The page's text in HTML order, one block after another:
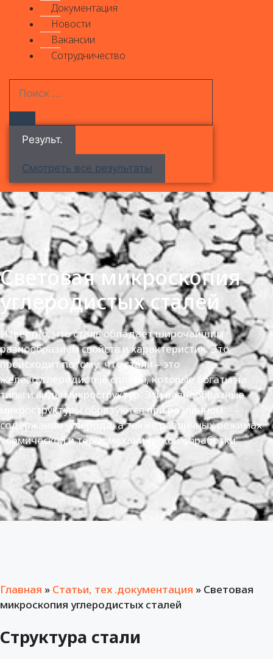
Документация
Новости
Вакансии
Сотрудничество
Результ.
Смотреть все результаты
Световая микроскопия
углеродистых сталей
Известно, что сталь обладает широчайшим
разнообразием свойств и характеристик. Это
происходит потому, что стали – это
железоуглеродистые сплавы, которые богаты на
типы и виды микроструктур. Эти разнообразные
микроструктуры образуются при различном
содержании углерода, а также различных режимах
термической и термомеханической обработки.
Главная » Статьи, тех .документация » Световая
микроскопия углеродистых сталей
Структура стали